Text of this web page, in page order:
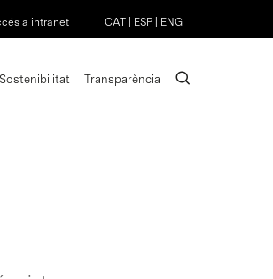
a intranet CAT ESP ENG
Sostenibilitat Transparència search